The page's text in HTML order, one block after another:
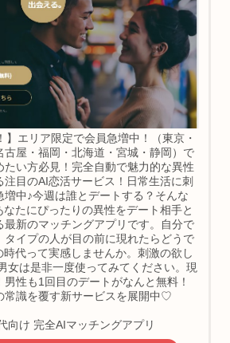
】エリア限定で会員急増中！（東京・
古屋・福岡・北海道・宮城・静岡）で
たい方必見！完全自動で魅力的な異性
注目のAI恋活サービス！日常生活に刺
増中♪今週は誰とデートする？そんな
たにぴったりの異性をデート相手と
最新のマッチングアプリです。自分で
タイプの人が目の前に現れたらどうで
時代って実感しませんか。刺激の欲し
女は是非一度使ってみてください。現
性も1回目のデートがなんと無料！
常識を覆す新サービスを展開中♡
向け 完全AIマッチングアプリ